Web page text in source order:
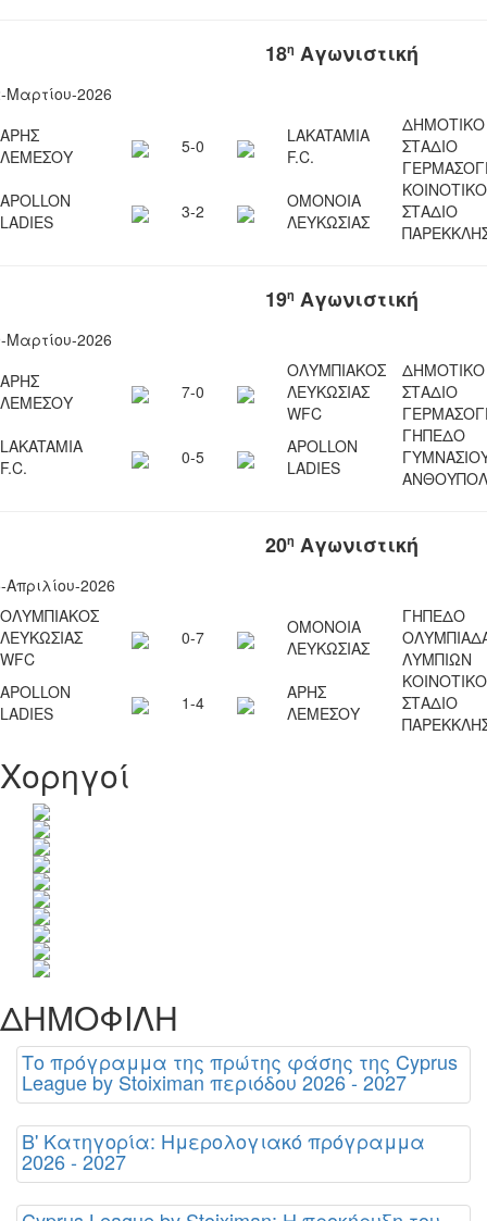
18η Αγωνιστική
Μαρτίου-2026
ΑΡΗΣ
ΛΕΜΕΣΟΥ
5-0
LAKATAMIA
F.C.
ΔΗΜΟΤΙΚΟ
ΣΤΑΔΙΟ
APOLLON
LADIES
3-2
ΟΜΟΝΟΙΑ
ΛΕΥΚΩΣΙΑΣ
ΚΟΙΝΟΤΙΚΟ
ΣΤΑΔΙΟ
19η Αγωνιστική
Μαρτίου-2026
ΑΡΗΣ
ΛΕΜΕΣΟΥ
7-0
ΟΛΥΜΠΙΑΚΟΣ
ΛΕΥΚΩΣΙΑΣ
WFC
ΔΗΜΟΤΙΚΟ
ΣΤΑΔΙΟ
LAKATAMIA
F.C.
0-5
APOLLON
LADIES
ΓΗΠΕΔΟ
20η Αγωνιστική
Απριλίου-2026
ΟΛΥΜΠΙΑΚΟΣ
ΛΕΥΚΩΣΙΑΣ
WFC
0-7
ΟΜΟΝΟΙΑ
ΛΕΥΚΩΣΙΑΣ
ΓΗΠΕΔΟ
ΛΥΜΠΙΩΝ
APOLLON
LADIES
1-4
ΑΡΗΣ
ΛΕΜΕΣΟΥ
ΚΟΙΝΟΤΙΚΟ
ΣΤΑΔΙΟ
Χορηγοί
ΔΗΜΟΦΙΛΗ
Το πρόγραμμα της πρώτης φάσης της Cyprus
League by Stoiximan περιόδου 2026 - 2027
Β' Κατηγορία: Ημερολογιακό πρόγραμμα
2026 - 2027